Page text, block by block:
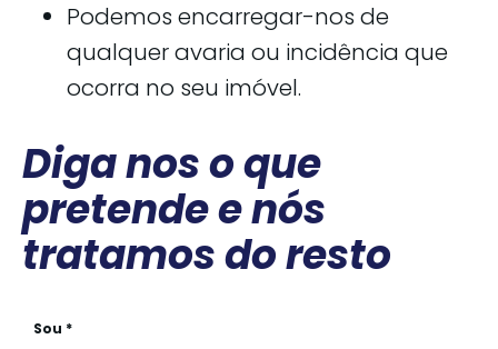
Podemos encarregar-nos de
qualquer avaria ou incidência que
ocorra no seu imóvel.
Diga nos o que
pretende e nós
tratamos do resto
Sou *